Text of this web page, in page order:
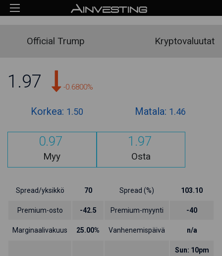
Official Trump Kryptovaluutat
1.97 -0.6800%
Korkea: 1.50 Matala: 1.46
0.97
Myy
1.97
Osta
Spread/yksikkö 70 Spread (%) 103.10
Premium-osto -42.5 Premium-myynti -40
Marginaalivakuus 25.00% Vanhenemispäivä n/a
Sun: 10pm